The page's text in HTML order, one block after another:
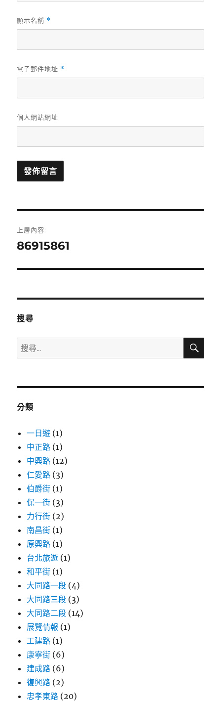
顯示名稱 *
電子郵件地址 *
個人網站網址
章
上層內容:
86915861
搜尋
搜
尋
鍵
搜
分類
一日遊 (1)
中正路 (1)
中興路 (12)
仁愛路 (3)
伯爵街 (1)
保一街 (3)
力行街 (2)
南昌街 (1)
原興路 (1)
台北旅遊 (1)
和平街 (1)
大同路一段 (4)
大同路三段 (3)
大同路二段 (14)
展覽情報 (1)
工建路 (1)
康寧街 (6)
建成路 (6)
復興路 (2)
忠孝東路 (20)